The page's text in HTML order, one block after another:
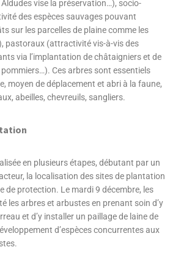
vise la préservation…), socio-
des espèces sauvages pouvant
sur les parcelles de plaine comme les
pastoraux (attractivité vis-à-vis des
via l’implantation de châtaigniers et de
Ces arbres sont essentiels
moyen de déplacement et abri à la faune,
abeilles, chevreuils, sangliers.
en plusieurs étapes, débutant par un
la localisation des sites de plantation
de protection. Le mardi 9 décembre, les
les arbres et arbustes en prenant soin d’y
et d’y installer un paillage de laine de
d’espèces concurrentes aux